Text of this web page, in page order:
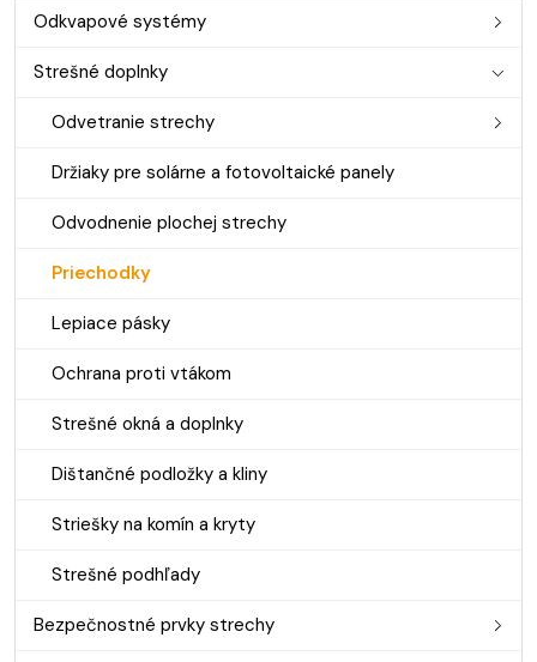
Odkvapové systémy
Strešné doplnky
Odvetranie strechy
Držiaky pre solárne a fotovoltaické panely
Odvodnenie plochej strechy
Priechodky
Lepiace pásky
Ochrana proti vtákom
Strešné okná a doplnky
Dištančné podložky a kliny
Striešky na komín a kryty
Strešné podhľady
Bezpečnostné prvky strechy